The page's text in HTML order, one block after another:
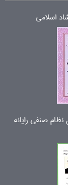
اسلامی
صنفی رایانه